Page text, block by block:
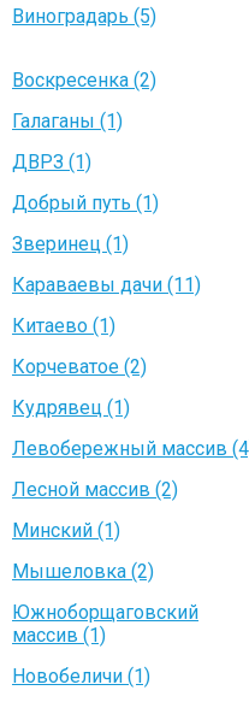
Виноградарь (5)
Воскресенка (2)
Галаганы (1)
ДВРЗ (1)
Добрый путь (1)
Зверинец (1)
Караваевы дачи (11)
Китаево (1)
Корчеватое (2)
Кудрявец (1)
Левобережный массив
Лесной массив (2)
Минский (1)
Мышеловка (2)
Южноборщаговский
массив (1)
Новобеличи (1)